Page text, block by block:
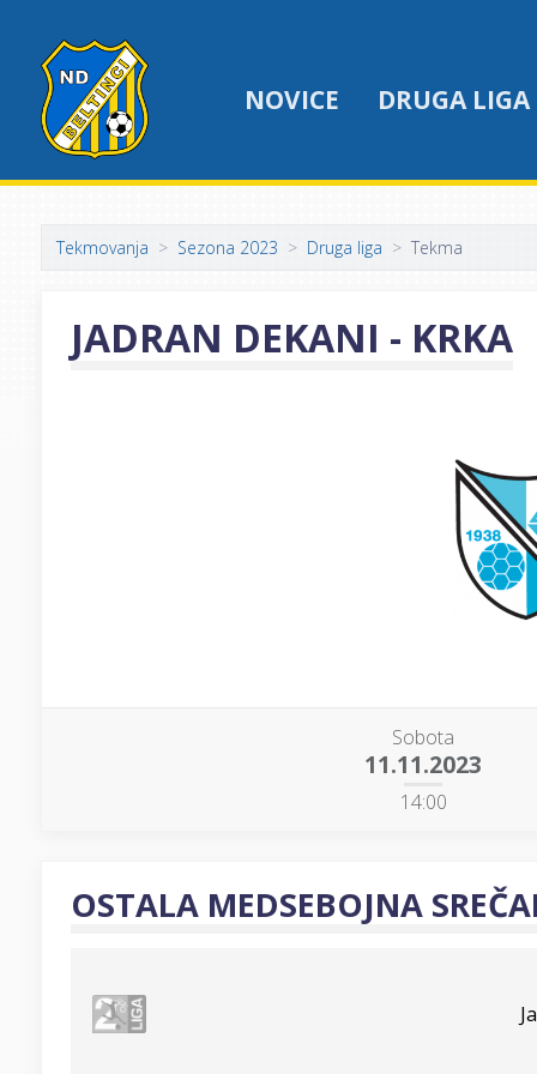
NOVICE DRUGA LIGA
Tekmovanja Sezona 2023 Druga liga Tekma
JADRAN DEKANI - KRKA
Sobota
11.11.2023
14:00
OSTALA MEDSEBOJNA